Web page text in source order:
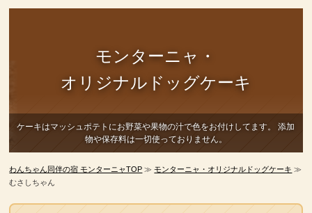
モンターニャ・
オリジナルドッグケーキ
ケーキはマッシュポテトにお野菜や果物の汁で色をお付けしてます。
添加
物や保存料は一切使っておりません。
わんちゃん同伴の宿 モンターニャTOP ≫モンターニャ・オリジナルドッグケーキ ≫
むさしちゃん